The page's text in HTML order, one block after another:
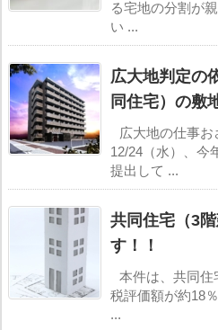
る宅地の分割が
い ...
広大地判定の
同住宅）の敷
広大地の仕事お
12/24（水）、今
提出して ...
共同住宅（3
す！！
本件は、共同住
税評価額が約18
...